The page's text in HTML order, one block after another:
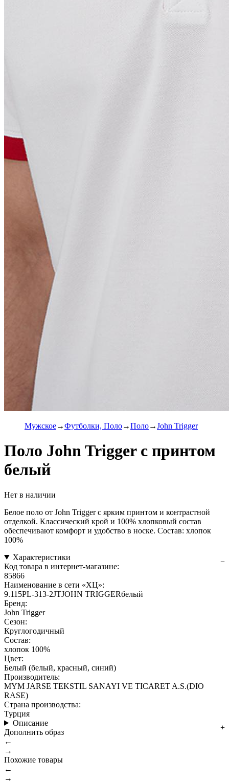
Мужское Футболки, Поло Поло John Trigger
Поло John Trigger с принтом
белый
Нет в наличии
Белое поло от John Trigger с ярким принтом и контрастной
отделкой. Классический крой и 100% хлопковый состав
обеспечивают комфорт и удобство в носке. Состав: хлопок
100%
Характеристики
Код товара в интернет-магазине:
85866
Наименование в сети «ХЦ»:
9.115PL-313-2JTJOHN TRIGGERбелый
Бренд:
John Trigger
Сезон:
Круглогодичный
Состав:
хлопок 100%
Цвет:
Белый (белый, красный, синий)
Производитель:
MYM JARSE TEKSTIL SANAYI VE TICARET A.S.(DIO
RASE)
Страна производства:
Турция
Описание
Дополнить образ
←
→
Похожие товары
←
→